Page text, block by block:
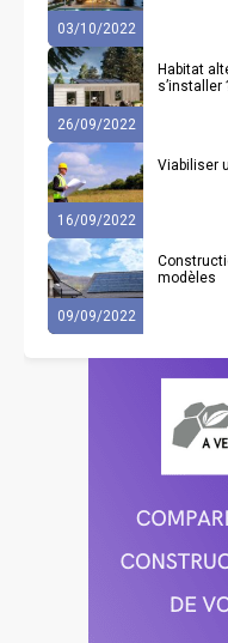
03/10/2022
26/09/2022
Habitat
s’installer
16/09/2022
Viabiliser
09/09/2022
modèles